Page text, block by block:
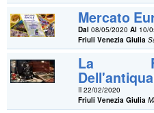
Mercato
Dal 08/05/2020Al 10/
Friuli Venezia Giulia
La
Il 22/02/2020
Friuli Venezia Giulia